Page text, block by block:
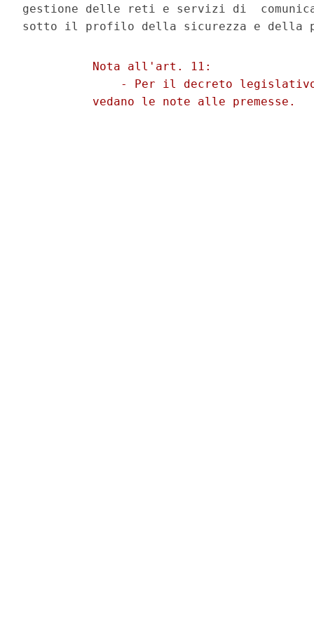
gestione delle reti e servizi di
          Nota all'art. 11:
- Per il decreto